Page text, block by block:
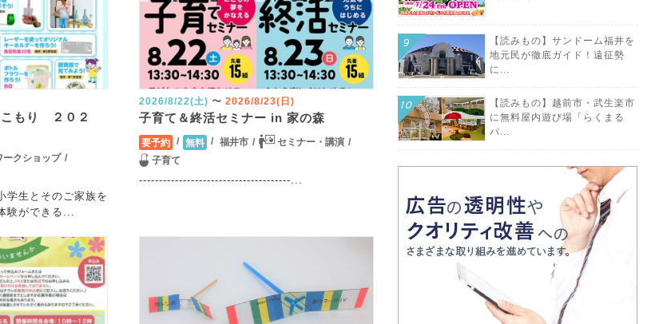
こもり ２０２
ークショップ
学生とそのご家族を
験ができる...
2026/8/22(土) 〜 2026/8/23(日)
子育て＆終活セミナー in 家の森
要予約 無料 福井市
セミナー・講演
子育て
--------------------------------------...
【読みもの】サンドーム福井を
地元民が徹底ガイド！遠征勢
に...
【読みもの】越前市・武生楽市
に無料屋内遊び場「らくまる
パ...